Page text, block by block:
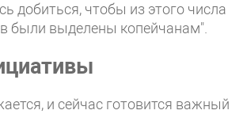
добиться, чтобы из этого числа
были выделены копейчанам".
и сейчас готовится важный